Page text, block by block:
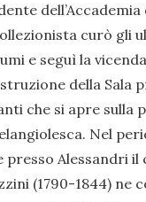
curò gli
e seguì la
della Sala
che si apre sulla
Nel
Alessandri il
(1790-1844) ne